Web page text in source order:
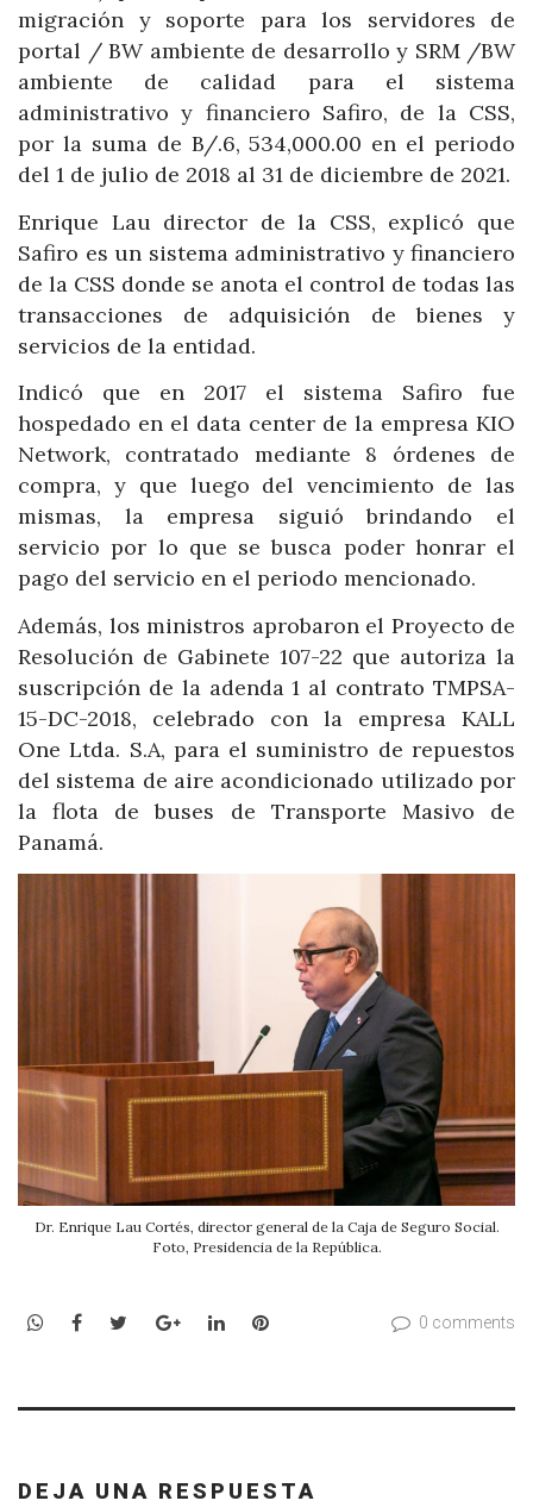
migración y soporte para los servidores de
portal / BW ambiente de desarrollo y SRM /BW
ambiente de calidad para el sistema
administrativo y financiero Safiro, de la CSS,
por la suma de B/.6, 534,000.00 en el periodo
del 1 de julio de 2018 al 31 de diciembre de 2021.
Enrique Lau director de la CSS, explicó que
Safiro es un sistema administrativo y financiero
de la CSS donde se anota el control de todas las
transacciones de adquisición de bienes y
servicios de la entidad.
Indicó que en 2017 el sistema Safiro fue
hospedado en el data center de la empresa KIO
Network, contratado mediante 8 órdenes de
compra, y que luego del vencimiento de las
mismas, la empresa siguió brindando el
servicio por lo que se busca poder honrar el
pago del servicio en el periodo mencionado.
Además, los ministros aprobaron el Proyecto de
Resolución de Gabinete 107-22 que autoriza la
suscripción de la adenda 1 al contrato TMPSA-
15-DC-2018, celebrado con la empresa KALL
One Ltda. S.A, para el suministro de repuestos
del sistema de aire acondicionado utilizado por
la flota de buses de Transporte Masivo de
Panamá.
Dr. Enrique Lau Cortés, director general de la Caja de Seguro Social.
Foto, Presidencia de la República.
WhatsApp
Facebook
TwitterGoogle+LinkedInPinterest 0 comments
DEJA UNA RESPUESTA